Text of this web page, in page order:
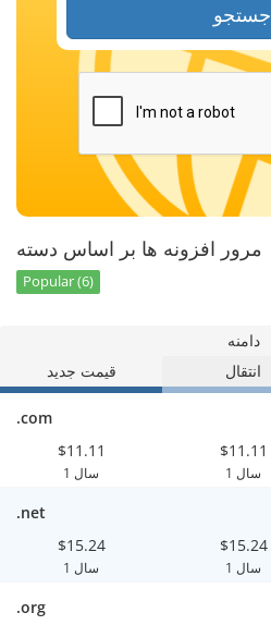
جستجو
مرور افزونه ها بر اساس دسته
Popular (6)
دامنه
قیمت جدید
انتقال
.com
$11.11
1 سال
$11.11
1 سال
.net
$15.24
1 سال
$15.24
1 سال
.org